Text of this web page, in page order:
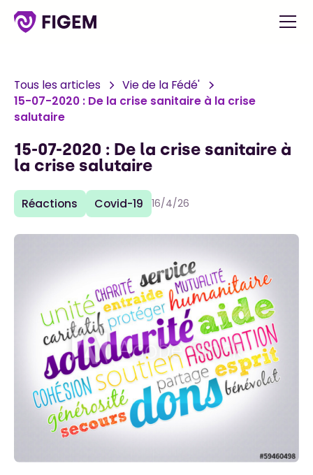
Tous les articles
Vie de la Fédé'
15-07-2020 : De la crise sanitaire à la crise
salutaire
15-07-2020 : De la crise sanitaire à
la crise salutaire
Réactions Covid-19 16/4/26